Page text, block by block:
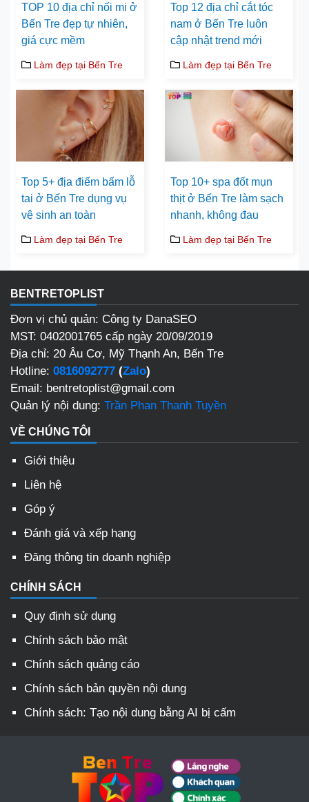
TOP 10 địa chỉ nối mi ở
Bến Tre đẹp tự nhiên,
giá cực mềm
Làm đẹp tại Bến Tre
Top 12 địa chỉ cắt tóc
nam ở Bến Tre luôn
cập nhật trend mới
Làm đẹp tại Bến Tre
Top 5+ địa điểm bấm lỗ
tai ở Bến Tre dụng vụ
vệ sinh an toàn
Làm đẹp tại Bến Tre
Top 10+ spa đốt mụn
thịt ở Bến Tre làm sạch
nhanh, không đau
Làm đẹp tại Bến Tre
BENTRETOPLIST
Đơn vị chủ quản: Công ty DanaSEO
MST: 0402001765 cấp ngày 20/09/2019
Địa chỉ: 20 Âu Cơ, Mỹ Thạnh An, Bến Tre
Hotline: 0816092777 (Zalo)
Email: bentretoplist@gmail.com
Quản lý nội dung: Trần Phan Thanh Tuyền
VỀ CHÚNG TÔI
Giới thiệu
Liên hệ
Góp ý
Đánh giá và xếp hạng
Đăng thông tin doanh nghiệp
CHÍNH SÁCH
Quy định sử dụng
Chính sách bảo mật
Chính sách quảng cáo
Chính sách bản quyền nội dung
Chính sách: Tạo nội dung bằng AI bị cấm